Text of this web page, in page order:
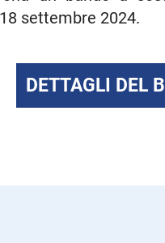
settembre 2024.
DETTAGLI DEL